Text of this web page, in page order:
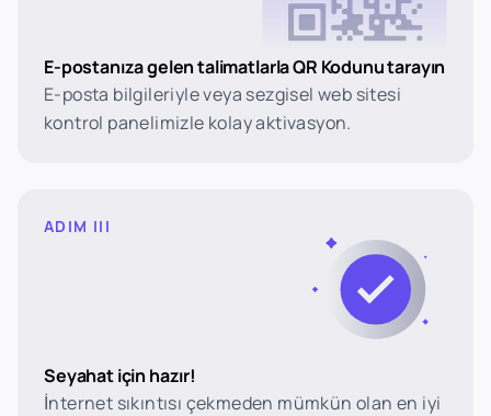
E-postanıza gelen talimatlarla QR Kodunu tarayın
E-posta bilgileriyle veya sezgisel web sitesi
kontrol panelimizle kolay aktivasyon.
ADIM III
Seyahat için hazır!
İnternet sıkıntısı çekmeden mümkün olan en iyi